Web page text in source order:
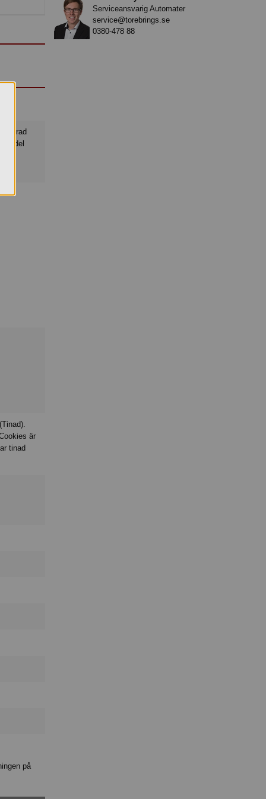
är
tinad
på
Serviceansvarig Automater
service@torebrings.se
0380-478 88